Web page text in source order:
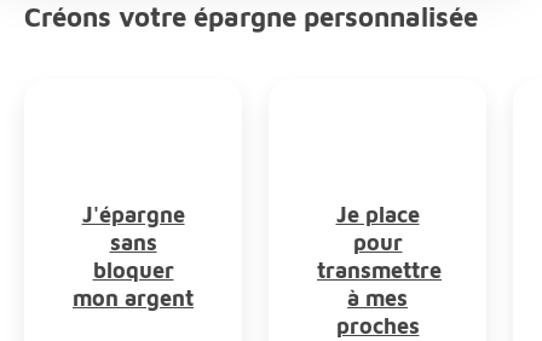
Créons votre épargne personnalisée
J'épargne
sans
bloquer
mon argent
Je place
pour
transmettre
à mes
proches